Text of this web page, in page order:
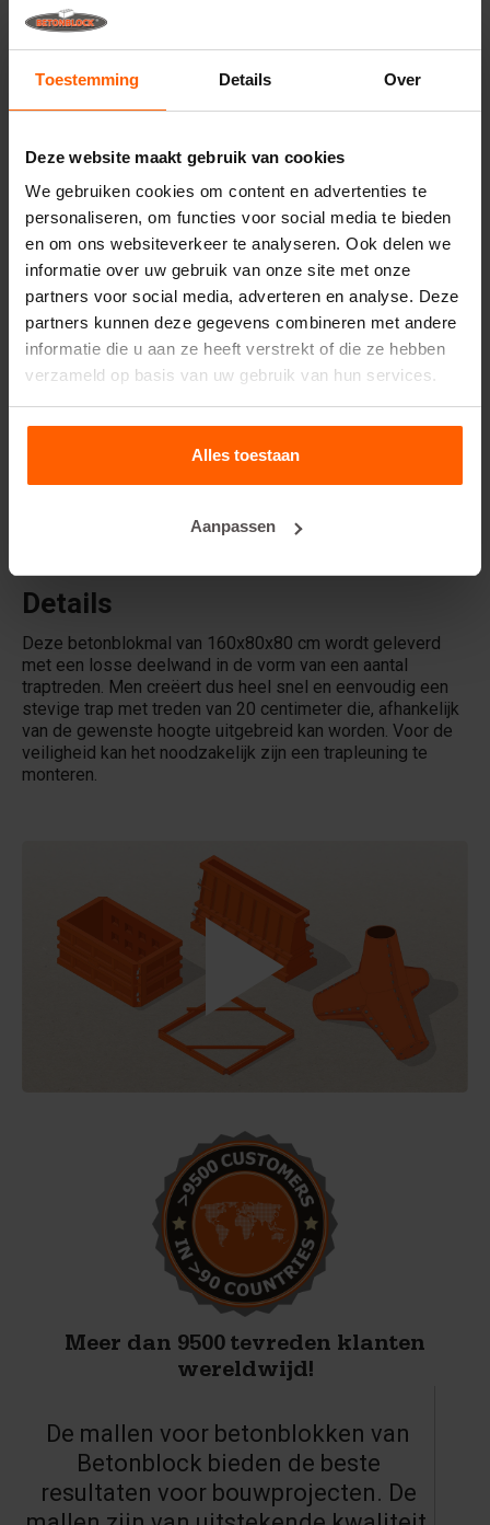
Toestemming Details Over
Deze website maakt gebruik van cookies
We gebruiken cookies om content en advertenties te
personaliseren, om functies voor social media te bieden
en om ons websiteverkeer te analyseren. Ook delen we
informatie over uw gebruik van onze site met onze
partners voor social media, adverteren en analyse. Deze
partners kunnen deze gegevens combineren met andere
informatie die u aan ze heeft verstrekt of die ze hebben
verzameld op basis van uw gebruik van hun services.
Alles toestaan
Aanpassen
betonmallen.
Handige links
Handling equipment
Accessoires
Reserveonderdelen
Veelgestelde vragen
Van welk materiaal zijn de mallen gemaakt?
Verhuurt Betonblock® mallen?
Details
Deze betonblokmal van 160x80x80 cm wordt geleverd
met een losse deelwand in de vorm van een aantal
traptreden. Men creëert dus heel snel en eenvoudig een
stevige trap met treden van 20 centimeter die, afhankelijk
van de gewenste hoogte uitgebreid kan worden. Voor de
veiligheid kan het noodzakelijk zijn een trapleuning te
monteren.
Meer dan 9500 tevreden klanten
wereldwijd!
De mallen voor betonblokken van
Betonblock bieden de beste
resultaten voor bouwprojecten. De